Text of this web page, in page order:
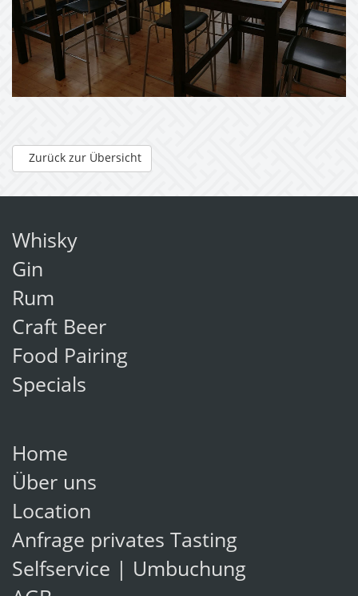
Zurück zur Übersicht
Whisky
Gin
Rum
Craft Beer
Food Pairing
Specials
Home
Über uns
Location
Anfrage privates Tasting
Selfservice | Umbuchung